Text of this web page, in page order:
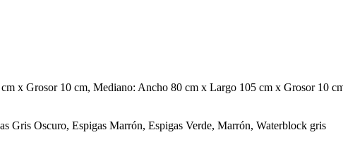
x Grosor 10 cm, Mediano: Ancho 80 cm x Largo 105 cm x Grosor 10
Gris Oscuro, Espigas Marrón, Espigas Verde, Marrón, Waterblock gris